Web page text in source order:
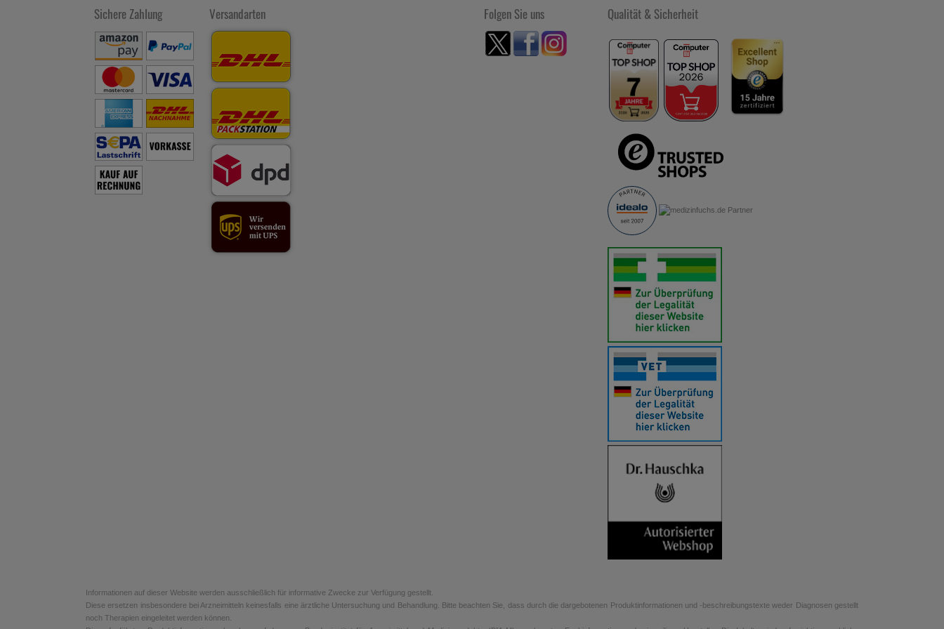
Sichere Zahlung Versandarten Folgen Sie uns Qualität & Sicherheit
Informationen auf dieser Website werden ausschließlich für informative Zwecke zur Verfügung gestellt.
Diese ersetzen insbesondere bei Arzneimitteln keinesfalls eine ärztliche Untersuchung und Behandlung. Bitte beachten Sie, dass durch die dargebotenen Produktinformationen und -beschreibungstexte weder Diagnosen gestellt
noch Therapien eingeleitet werden können.